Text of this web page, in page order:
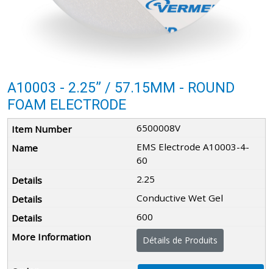
A10003 - 2.25” / 57.15MM - ROUND
FOAM ELECTRODE
6500008V
EMS Electrode A10003-4-
60
2.25
Conductive Wet Gel
600
Détails de Produits